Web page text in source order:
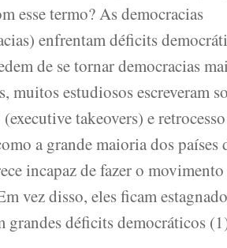
esse termo? As democracias
enfrentam déficits
de se tornar democracias
estudiosos escreveram
takeovers) e retrocesso
a grande maioria dos países
incapaz de fazer o
vez disso, eles ficam
déficits democráticos